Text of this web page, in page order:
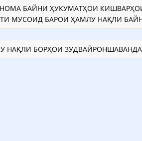
БАЙНИ ҲУКУМАТҲОИ
МУСОИД БАРОИ ҲАМЛУ НАҚЛИ
НАҚЛИ БОРҲОИ